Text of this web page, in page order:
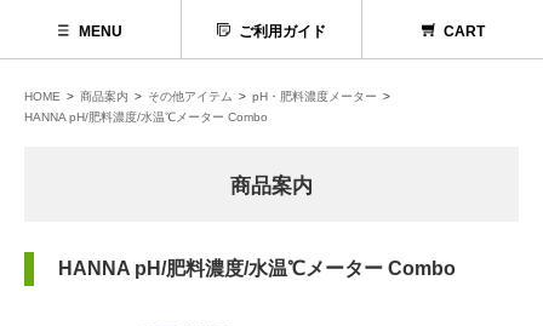
MENU ご利用ガイド CART
HOME 商品案内 その他アイテム
pH・肥料濃度メーター
HANNA pH/肥料濃度/水温℃メーター Combo
商品案内
HANNA pH/肥料濃度/水温℃メーター Combo